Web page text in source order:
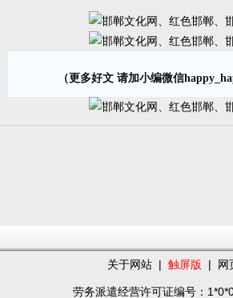
（更多好文 请加小编微信
关于网站 | 触屏版 | 网
劳务派遣经营许可证编号：